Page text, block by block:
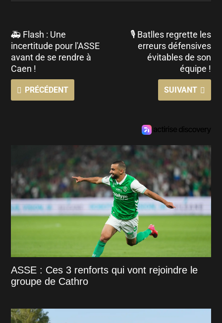
🚑 Flash : Une
incertitude pour l'ASSE
avant de se rendre à
Caen !
PRÉCÉDENT
🎙 Batlles regrette les
erreurs défensives
évitables de son
équipe !
SUIVANT
ASSE : Ces 3 renforts qui vont rejoindre le
groupe de Cathro